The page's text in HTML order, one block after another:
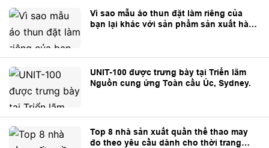
Vì sao mẫu áo thun đặt làm riêng của
bạn lại khác với sản phẩm sản xuất hàng
UNIT-100 được trưng bày tại Triển lãm
Nguồn cung ứng Toàn cầu Úc, Sydney.
Top 8 nhà sản xuất quần thể thao may
đo theo yêu cầu dành cho thời trang